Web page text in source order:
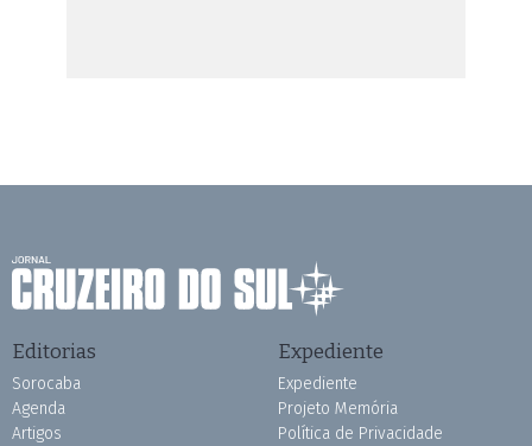
Editorias
Sorocaba
Agenda
Artigos
Expediente
Expediente
Projeto Memória
Política de Privacidade